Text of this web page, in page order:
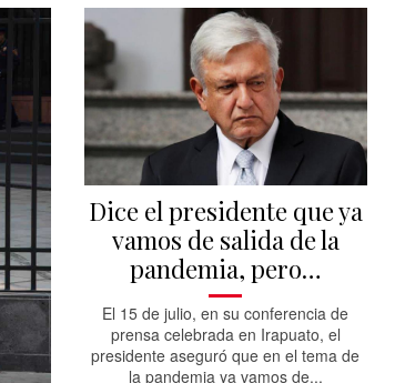
Dice el presidente que ya
vamos de salida de la
pandemia, pero…
El 15 de julio, en su conferencia de
prensa celebrada en Irapuato, el
presidente aseguró que en el tema de
la pandemia ya vamos de...